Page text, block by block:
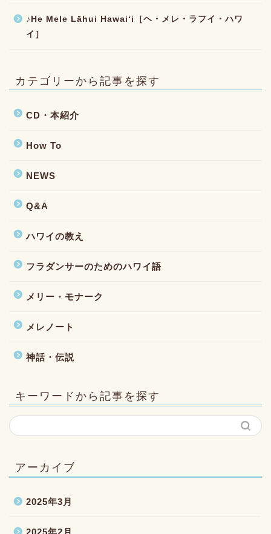
♪He Mele Lāhui Hawaiʻi［ヘ・メレ・ラフイ・ハワ
イ］
カテゴリーから記事を探す
CD・本紹介
How To
NEWS
Q&A
ハワイの教え
フラダンサーのためのハワイ語
メリー・モナーク
メレノート
神話・伝説
キーワードから記事を探す
アーカイブ
2025年3月